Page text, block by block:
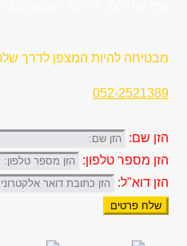
מבטיחה להיות המצפן לדרך שלכם
052-2521389
הזן שם:
הזן מספר טלפון:
הזן דוא"ל:
שלח פרטים